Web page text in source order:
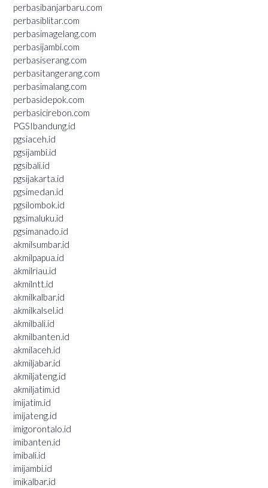
perbasibanjarbaru.com
perbasiblitar.com
perbasimagelang.com
perbasijambi.com
perbasiserang.com
perbasitangerang.com
perbasimalang.com
perbasidepok.com
perbasicirebon.com
PGSIbandung.id
pgsiaceh.id
pgsijambi.id
pgsibali.id
pgsijakarta.id
pgsimedan.id
pgsilombok.id
pgsimaluku.id
pgsimanado.id
akmilsumbar.id
akmilpapua.id
akmilriau.id
akmilntt.id
akmilkalbar.id
akmilkalsel.id
akmilbali.id
akmilbanten.id
akmilaceh.id
akmiljabar.id
akmiljateng.id
akmiljatim.id
imijatim.id
imijateng.id
imigorontalo.id
imibanten.id
imibali.id
imijambi.id
imikalbar.id